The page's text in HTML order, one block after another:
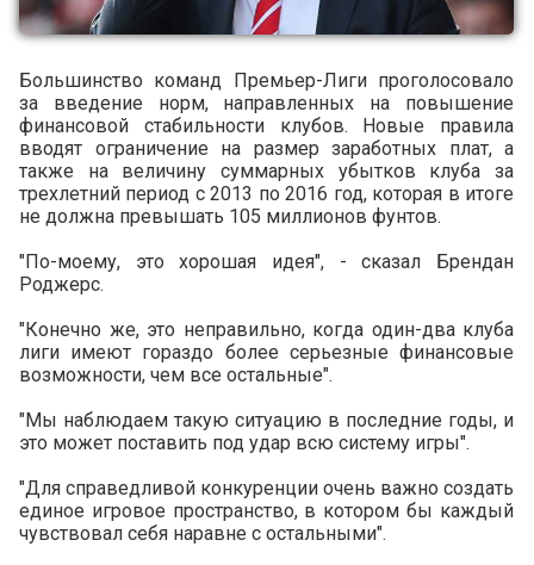
Большинство команд Премьер-Лиги проголосовало
за введение норм, направленных на повышение
финансовой стабильности клубов. Новые правила
вводят ограничение на размер заработных плат, а
также на величину суммарных убытков клуба за
трехлетний период с 2013 по 2016 год, которая в итоге
не должна превышать 105 миллионов фунтов.
"По-моему, это хорошая идея", - сказал Брендан
Роджерс.
"Конечно же, это неправильно, когда один-два клуба
лиги имеют гораздо более серьезные финансовые
возможности, чем все остальные".
"Мы наблюдаем такую ситуацию в последние годы, и
это может поставить под удар всю систему игры".
"Для справедливой конкуренции очень важно создать
единое игровое пространство, в котором бы каждый
чувствовал себя наравне с остальными".